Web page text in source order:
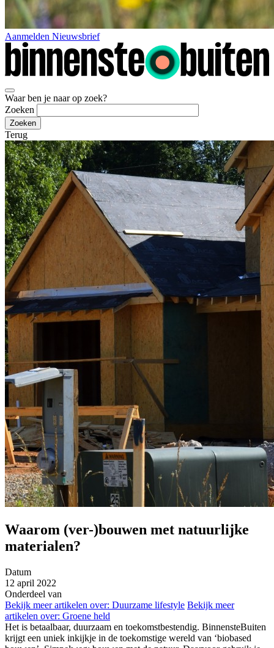
Aanmelden Nieuwsbrief
Waar ben je naar op zoek?
Zoeken
Terug
Waarom (ver-)bouwen met natuurlijke
materialen?
Datum
12 april 2022
Onderdeel van
Bekijk meer artikelen over: Duurzame lifestyle Bekijk meer
artikelen over: Groene held
Het is betaalbaar, duurzaam en toekomstbestendig. BinnensteBuiten
krijgt een uniek inkijkje in de toekomstige wereld van ‘biobased